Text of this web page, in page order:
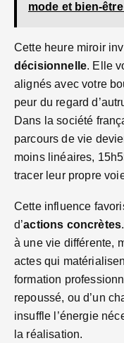
mode et bien-
Cette heure miroir
décisionnelle. Elle
alignés avec votre
peur du regard
Dans la société
parcours de vie
moins linéaires,
tracer leur propre
Cette influence
d’actions concrètes
à une vie différente,
actes qui
formation
repoussé, ou d’un
insuffle l’énergie
la réalisation.